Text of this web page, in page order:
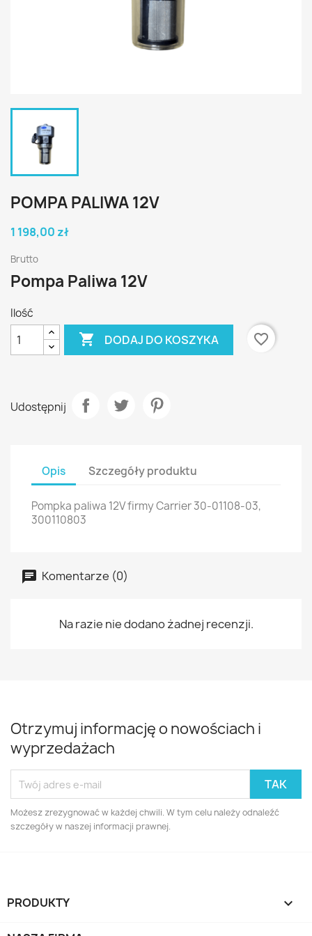
POMPA PALIWA 12V
1 198,00 zł
Brutto
Pompa Paliwa 12V
Ilość
 DODAJ DO KOSZYKA favorite_border
Udostępnij
Opis Szczegóły produktu
Pompka paliwa 12V firmy Carrier 30-01108-03,
300110803
Komentarze (0)
Na razie nie dodano żadnej recenzji.
Otrzymuj informację o nowościach i
wyprzedażach
Możesz zrezygnować w każdej chwili. W tym celu należy odnaleźć
szczegóły w naszej informacji prawnej.
PRODUKTY 